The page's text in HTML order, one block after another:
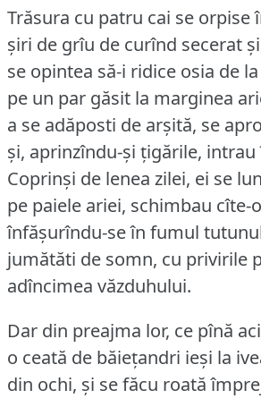
Trăsura cu patru cai se orpise
șiri de grîu de curînd secerat
se opintea să-i ridice osia de
pe un par găsit la marginea
a se adăposti de arșită, se
și, aprinzîndu-și țigările,
Coprinși de lenea zilei, ei se
pe paiele ariei, schimbau cîte-
înfășurîndu-se în fumul
jumătăti de somn, cu privirile
adîncimea văzduhului.
Dar din preajma lor, ce pînă
o ceată de băiețandri ieși la
din ochi, și se făcu roată